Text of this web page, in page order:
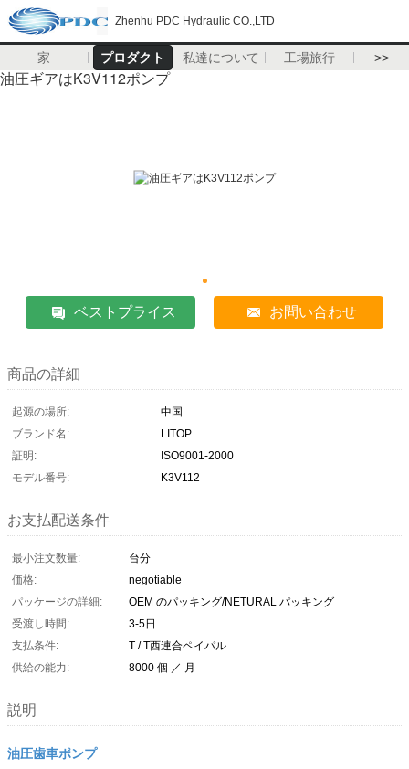
Zhenhu PDC Hydraulic CO.,LTD
家 プロダクト 私達について 工場旅行 >>
油圧ギアはK3V112ポンプ
ベストプライス お問い合わせ
商品の詳細
起源の場所:
中国
ブランド名:
LITOP
証明:
ISO9001-2000
モデル番号:
K3V112
お支払配送条件
最小注文数量:
台分
価格:
negotiable
パッケージの詳細:
OEM のパッキング/NETURAL パッキング
受渡し時間:
3-5日
支払条件:
T / T西連合ペイパル
供給の能力:
8000 個 ／ 月
説明
油圧歯車ポンプ